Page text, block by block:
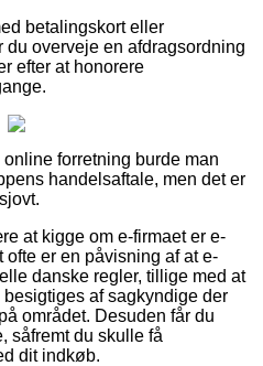
betalingskort eller
overveje en afdragsordning
efter at honorere
forretning burde man
handelsaftale, men det er
at kigge om e-firmaet er e-
er en påvisning af at e-
danske regler, tillige med at
af sagkyndige der
området. Desuden får du
såfremt du skulle få
dit indkøb.